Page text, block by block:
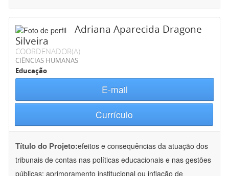
Adriana Aparecida Dragone
Silveira
COORDENADOR(A)
CIÊNCIAS HUMANAS
Educação
E-mail
Currículo
Título do Projeto:efeitos e consequências da atuação dos
tribunais de contas nas políticas educacionais e nas gestões
públicas: aprimoramento institucional ou inflação de